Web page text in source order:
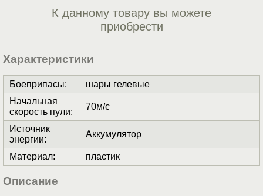
К данному товару вы можете
приобрести
Характеристики
Боеприпасы:
шары гелевые
Начальная
скорость пули:
70м/с
Источник
энергии:
Аккумулятор
Материал: пластик
Описание